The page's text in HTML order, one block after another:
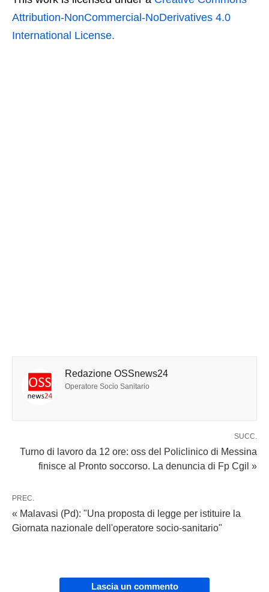
Attribution-NonCommercial-NoDerivatives 4.0
International License.
Redazione OSSnews24
Operatore Socio Sanitario
SUCC.
Turno di lavoro da 12 ore: oss del Policlinico di Messina
finisce al Pronto soccorso. La denuncia di Fp Cgil »
PREC.
« Malavasi (Pd): "Una proposta di legge per istituire la
Giornata nazionale dell'operatore socio-sanitario"
Lascia un commento